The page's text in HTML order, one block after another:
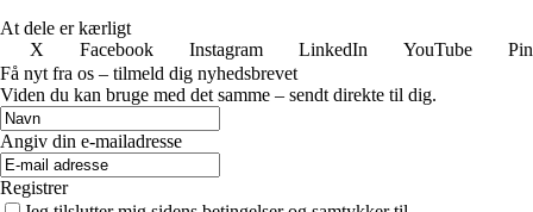
At dele er kærligt
X
Facebook Instagram LinkedIn YouTube
Få nyt fra os – tilmeld dig nyhedsbrevet
Viden du kan bruge med det samme – sendt direkte til dig.
Angiv din e-mailadresse
Registrer